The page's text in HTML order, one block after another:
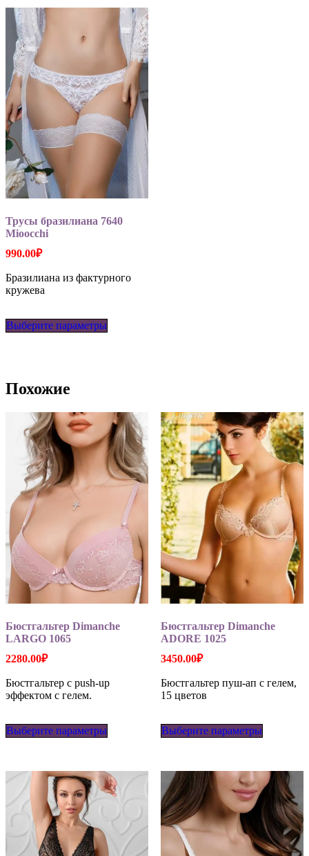
Опции
можно
выбрать
странице
товара.
Трусы бразилиана 7640
Mioocchi
990.00₽
Бразилиана из фактурного
кружева
Выберите параметры
на
странице
товара.
Похожие
Бюстгальтер Dimanche
LARGO 1065
2280.00₽
Бюстгальтер с push-up
эффектом с гелем.
Выберите параметры
Опции
можно
выбрать
на
странице
товара.
Бюстгальтер Dimanche
ADORE 1025
3450.00₽
Бюстгальтер пуш-ап с гелем,
15 цветов
Выберите параметры
Опции
можно
выбрать
на
странице
товара.